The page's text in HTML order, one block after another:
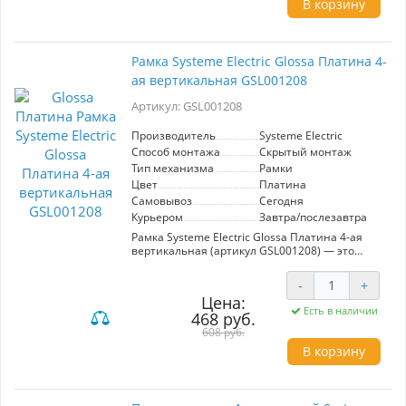
монтажа в стандартные электроустановочные
В корзину
Рамка Systeme Electric Glossa Платина 4-
ая вертикальная GSL001208
Артикул: GSL001208
Производитель
Systeme Electric
Способ монтажа
Скрытый монтаж
Тип механизма
Рамки
Цвет
Платина
Самовывоз
Сегодня
Курьером
Завтра/послезавтра
Рамка Systeme Electric Glossa Платина 4-ая
вертикальная (артикул GSL001208) — это
организации электрических механизмов в
вашем интерьере. Изготовленная из
качественных материалов, она отличается
прочностью и долговечностью. Платиновый
цвет придаёт ей современный и стильный
вид, который легко вписывается в любой
Эта рамка идеально подходит для установки в
жилых помещениях, офисах и коммерческих
Цена:
468 руб.
608 руб.
- +
Есть в наличии
В корзину